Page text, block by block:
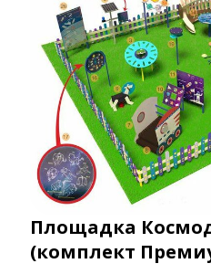
Площадка
(комплект